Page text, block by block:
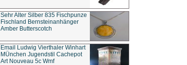
Sehr Alter Silber 835 Fischpunze
Fischland Bernsteinanhänger
Amber Butterscotch
Email Ludwig Vierthaler Winhart
MÜnchen Jugendstil Cachepot
Art Nouveau 5c Wmf